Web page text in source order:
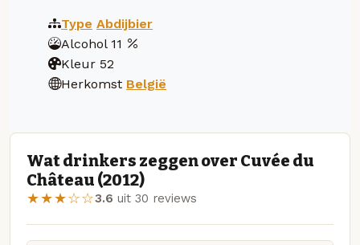
Type Abdijbier
Alcohol 11
Kleur 52
Herkomst België
Wat drinkers zeggen over Cuvée du
Château (2012)
★★★☆☆3.6 uit 30 reviews